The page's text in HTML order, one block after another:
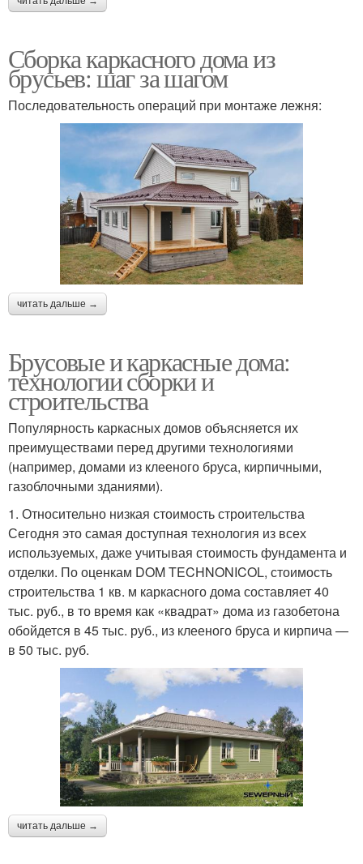
Сборка каркасного дома из
брусьев: шаг за шагом
Последовательность операций при монтаже лежня:
читать дальше →
Брусовые и каркасные дома:
технологии сборки и
строительства
Популярность каркасных домов объясняется их
преимуществами перед другими технологиями
(например, домами из клееного бруса, кирпичными,
газоблочными зданиями).
1. Относительно низкая стоимость строительства
Сегодня это самая доступная технология из всех
используемых, даже учитывая стоимость фундамента и
отделки. По оценкам DOM TECHNONICOL, стоимость
строительства 1 кв. м каркасного дома составляет 40
тыс. руб., в то время как «квадрат» дома из газобетона
обойдется в 45 тыс. руб., из клееного бруса и кирпича —
в 50 тыс. руб.
читать дальше →